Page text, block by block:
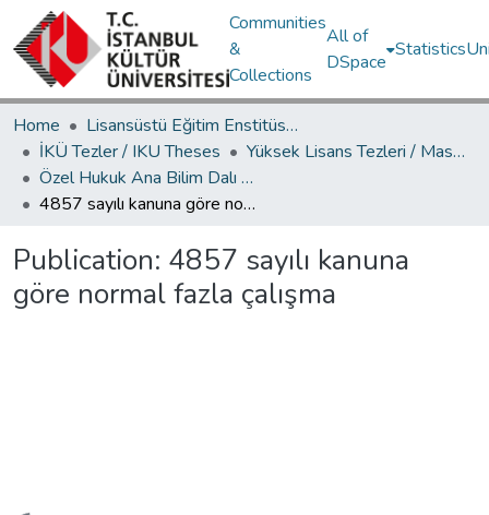
Communities
&
Collections
All of
DSpace
Statistics
Home
Lisansüstü Eğitim Enstitüsü / Postgraduate Education Institute
İKÜ Tezler / IKU Theses
Yüksek Lisans Tezleri / Master's Theses
Özel Hukuk Ana Bilim Dalı / Department of Private Law
4857 sayılı kanuna göre normal fazla çalışma
Publication: 4857 sayılı kanuna
göre normal fazla çalışma